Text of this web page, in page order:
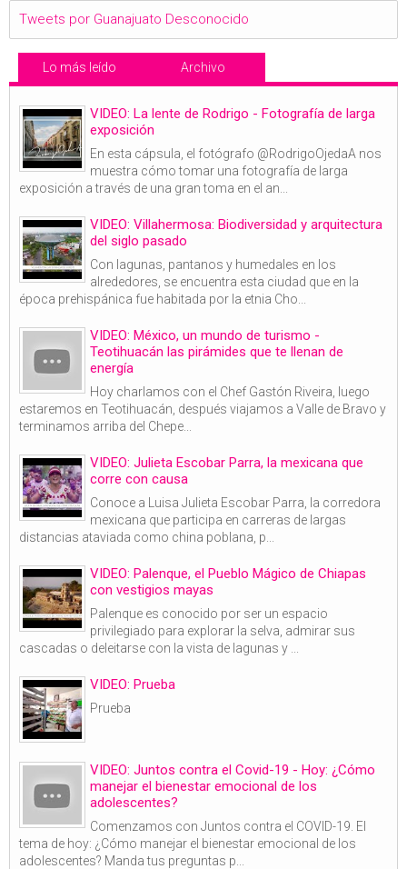
Tweets por Guanajuato Desconocido
Lo más leído Archivo
VIDEO: La lente de Rodrigo - Fotografía de larga
exposición
En esta cápsula, el fotógrafo @RodrigoOjedaA nos
muestra cómo tomar una fotografía de larga
exposición a través de una gran toma en el an...
VIDEO: Villahermosa: Biodiversidad y arquitectura
del siglo pasado
Con lagunas, pantanos y humedales en los
alrededores, se encuentra esta ciudad que en la
época prehispánica fue habitada por la etnia Cho...
VIDEO: México, un mundo de turismo -
Teotihuacán las pirámides que te llenan de
energía
Hoy charlamos con el Chef Gastón Riveira, luego
estaremos en Teotihuacán, después viajamos a Valle de Bravo y
terminamos arriba del Chepe...
VIDEO: Julieta Escobar Parra, la mexicana que
corre con causa
Conoce a Luisa Julieta Escobar Parra, la corredora
mexicana que participa en carreras de largas
distancias ataviada como china poblana, p...
VIDEO: Palenque, el Pueblo Mágico de Chiapas
con vestigios mayas
Palenque es conocido por ser un espacio
privilegiado para explorar la selva, admirar sus
cascadas o deleitarse con la vista de lagunas y ...
VIDEO: Prueba
Prueba
VIDEO: Juntos contra el Covid-19 - Hoy: ¿Cómo
manejar el bienestar emocional de los
adolescentes?
Comenzamos con Juntos contra el COVID-19. El
tema de hoy: ¿Cómo manejar el bienestar emocional de los
adolescentes? Manda tus preguntas p...